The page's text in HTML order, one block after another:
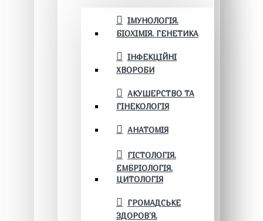
ІМУНОЛОГІЯ.
БІОХІМІЯ. ГЕНЕТИКА
ІНФЕКЦІЙНІ
ХВОРОБИ
АКУШЕРСТВО ТА
ГІНЕКОЛОГІЯ
АНАТОМІЯ
ГІСТОЛОГІЯ.
ЕМБРІОЛОГІЯ.
ЦИТОЛОГІЯ
ГРОМАДСЬКЕ
ЗДОРОВ’Я.